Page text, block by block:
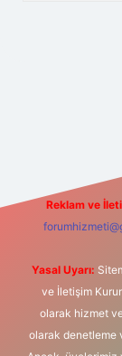
Reklam ve
Yasal Uyarı:
ve İletişim
olarak hizmet
olarak denetleme